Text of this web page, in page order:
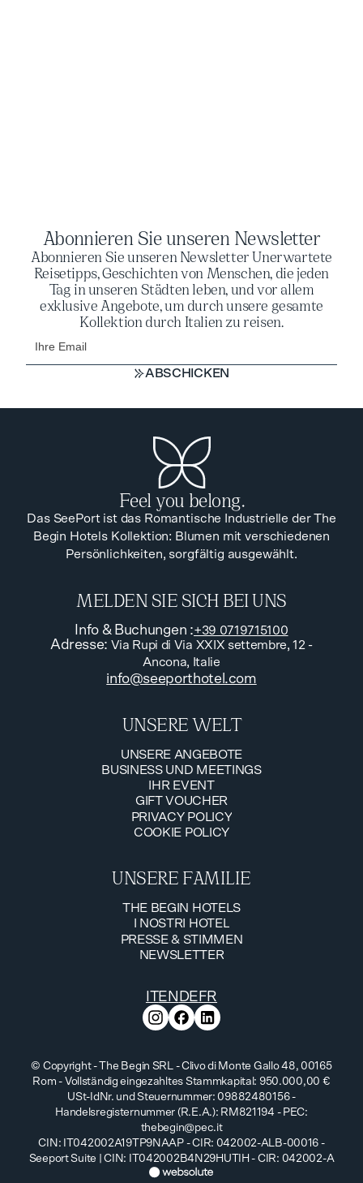
Abonnieren Sie unseren Newsletter
Abonnieren Sie unseren Newsletter Unerwartete
Reisetipps, Geschichten von Menschen, die jeden
Tag in unseren Städten leben, und vor allem
exklusive Angebote, um durch unsere gesamte
Kollektion durch Italien zu reisen.
ABSCHICKEN
Feel you belong.
Das SeePort ist das Romantische Industrielle der The
Begin Hotels Kollektion: Blumen mit verschiedenen
Persönlichkeiten, sorgfältig ausgewählt.
MELDEN SIE SICH BEI UNS
Info & Buchungen :+39 0719715100
Adresse: Via Rupi di Via XXIX settembre, 12 -
Ancona, Italie
info@seeporthotel.com
UNSERE WELT
UNSERE ANGEBOTE
UNSERE ANGEBOTE
BUSINESS UND MEETINGS
BUSINESS UND MEETINGS
IHR EVENT
IHR EVENT
GIFT VOUCHER
GIFT VOUCHER
PRIVACY POLICY
PRIVACY POLICY
COOKIE POLICY
UNSERE FAMILIE
THE BEGIN HOTELS
THE BEGIN HOTELS
I NOSTRI HOTEL
I NOSTRI HOTEL
PRESSE & STIMMEN
PRESSE & STIMMEN
NEWSLETTER
ITEN DE FR
© Copyright - The Begin SRL - Clivo di Monte Gallo 48, 00165
Rom - Vollständig eingezahltes Stammkapital: 950.000,00 €
USt-IdNr. und Steuernummer: 09882480156 -
Handelsregisternummer (R.E.A.): RM821194 - PEC:
thebegin@pec.it
CIN: IT042002A19TP9NAAP - CIR: 042002-ALB-00016 -
Seeport Suite | CIN: IT042002B4N29HUTIH - CIR: 042002-A